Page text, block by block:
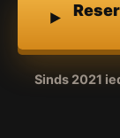
Sinds 2021